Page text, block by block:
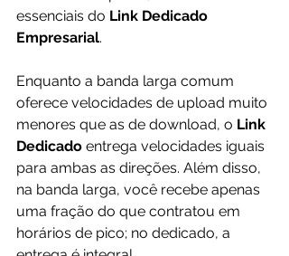
essenciais do Link Dedicado
Empresarial.
Enquanto a banda larga comum
oferece velocidades de upload muito
menores que as de download, o Link
Dedicado entrega velocidades iguais
para ambas as direções. Além disso,
na banda larga, você recebe apenas
uma fração do que contratou em
horários de pico; no dedicado, a